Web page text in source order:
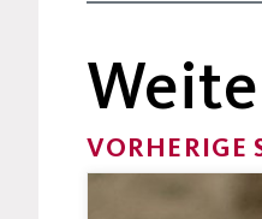
VORHERIGE